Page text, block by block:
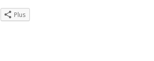
Plus